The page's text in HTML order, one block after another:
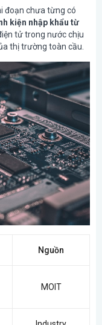
đoạn chưa từng có
kiện nhập khẩu từ
tử trong nước chịu
thị trường toàn cầu.
Nguồn
MOIT